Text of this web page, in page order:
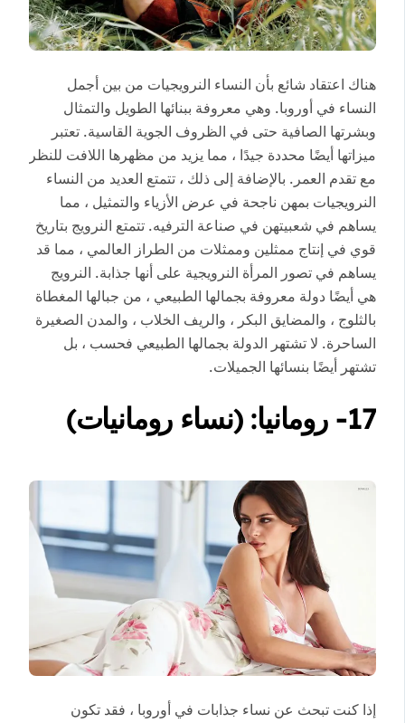
هناك اعتقاد شائع بأن النساء النرويجيات من بين أجمل
النساء في أوروبا. وهي معروفة ببنائها الطويل والتمثال
وبشرتها الصافية حتى في الظروف الجوية القاسية. تعتبر
ميزاتها أيضًا محددة جيدًا ، مما يزيد من مظهرها اللافت للنظر
مع تقدم العمر. بالإضافة إلى ذلك ، تتمتع العديد من النساء
النرويجيات بمهن ناجحة في عرض الأزياء والتمثيل ، مما
يساهم في شعبيتهن في صناعة الترفيه. تتمتع النرويج بتاريخ
قوي في إنتاج ممثلين وممثلات من الطراز العالمي ، مما قد
يساهم في تصور المرأة النرويجية على أنها جذابة. النرويج
هي أيضًا دولة معروفة بجمالها الطبيعي ، من جبالها المغطاة
بالثلوج ، والمضايق البكر ، والريف الخلاب ، والمدن الصغيرة
الساحرة. لا تشتهر الدولة بجمالها الطبيعي فحسب ، بل
تشتهر أيضًا بنسائها الجميلات.
17- رومانيا: (نساء رومانيات)
إذا كنت تبحث عن نساء جذابات في أوروبا ، فقد تكون